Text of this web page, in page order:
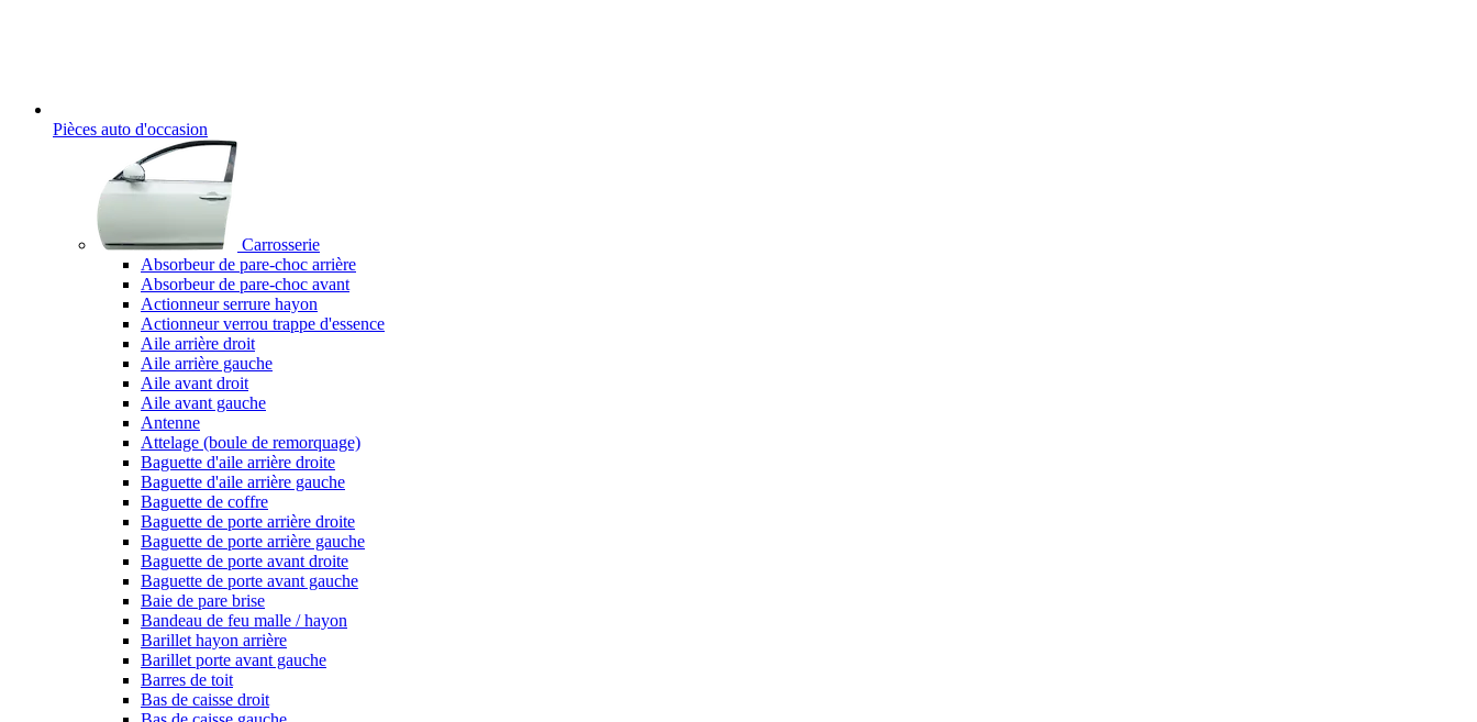
Pièces auto d'occasion
Carrosserie
Absorbeur de pare-choc arrière
Absorbeur de pare-choc avant
Actionneur serrure hayon
Actionneur verrou trappe d'essence
Aile arrière droit
Aile arrière gauche
Aile avant droit
Aile avant gauche
Antenne
Attelage (boule de remorquage)
Baguette d'aile arrière droite
Baguette d'aile arrière gauche
Baguette de coffre
Baguette de porte arrière droite
Baguette de porte arrière gauche
Baguette de porte avant droite
Baguette de porte avant gauche
Baie de pare brise
Bandeau de feu malle / hayon
Barillet hayon arrière
Barillet porte avant gauche
Barres de toit
Bas de caisse droit